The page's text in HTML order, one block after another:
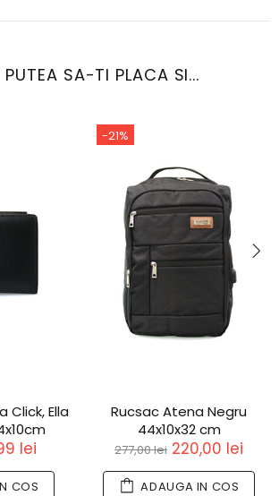
SA-TI PLACA SI...
Ella
lei
COS
-21%
Rucsac Atena Negru
44x10x32 cm
277,00 lei 220,00 lei
ADAUGA IN COS